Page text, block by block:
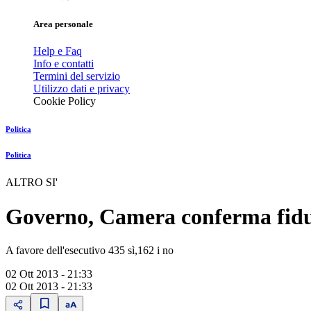
Area personale
Help e Faq
Info e contatti
Termini del servizio
Utilizzo dati e privacy
Cookie Policy
Politica
Politica
ALTRO SI'
Governo, Camera conferma
A favore dell'esecutivo 435 sì,162 i no
02 Ott 2013 - 21:33
02 Ott 2013 - 21:33